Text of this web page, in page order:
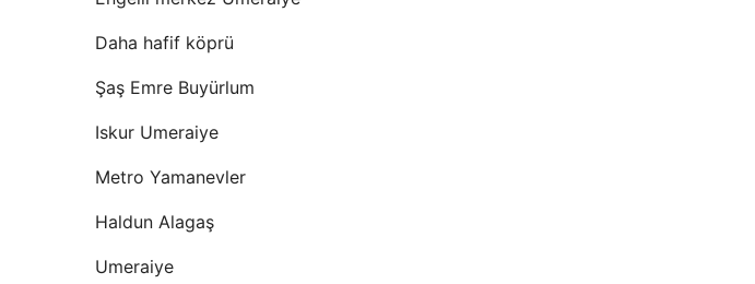
Daha hafif köprü
Şaş Emre Buyürlum
Iskur Umeraiye
Metro Yamanevler
Haldun Alagaş
Umeraiye